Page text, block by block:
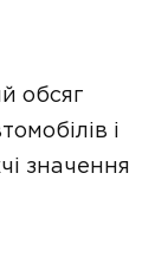
обсяг
і
значення